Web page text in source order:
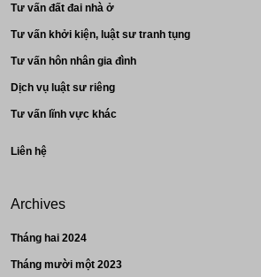
Tư vấn đất đai nhà ở
Tư vấn khởi kiện, luật sư tranh tụng
Tư vấn hôn nhân gia đình
Dịch vụ luật sư riêng
Tư vấn lĩnh vực khác
Liên hệ
Archives
Tháng hai 2024
Tháng mười một 2023